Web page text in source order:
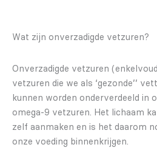
Wat zijn onverzadigde vetzuren?
Onverzadigde vetzuren
vetzuren die we als ‘gezonde’’
kunnen worden onderverdeeld in
omega-9 vetzuren. Het lichaam
zelf aanmaken en is het daarom
onze voeding binnenkrijgen.